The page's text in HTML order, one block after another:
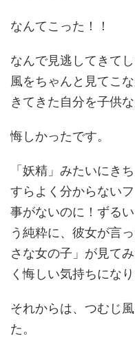
なんてこった！！
なんで見逃してきて
風をちゃんと見てこ
きてきた自分を子供
悔しかったです。
「妖精」みたいにき
すらよく分からない
事がないのに！ずる
う純粋に、彼女が言
さな女の子」が見て
く悔しい気持ちになり
それからは、つむじ
た。